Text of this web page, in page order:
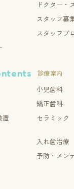
ドクター・
スタッフ募
スタッフブ
診療案内
小児歯科
矯正歯科
置
セラミック
入れ歯治療
予防・メン